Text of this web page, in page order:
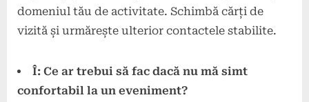
domeniul tău de activitate. Schimbă cărți de
vizită și urmărește ulterior contactele stabilite.
Î: Ce ar trebui să fac dacă nu mă simt
confortabil la un eveniment?